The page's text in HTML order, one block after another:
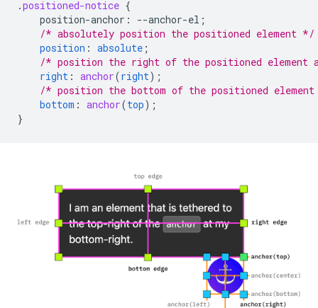
.positioned-notice {
position-anchor : --anchor-el ;
/* absolutely position the positioned element */
position : absolute ;
/* position the right of the positioned element
right : anchor(right);
/* position the bottom of the positioned
bottom : anchor(top);
}